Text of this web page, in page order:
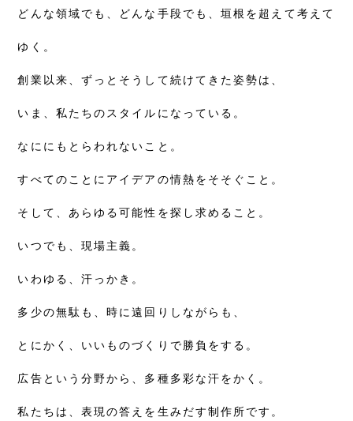
どんな領域でも、どんな手段でも、垣根を超えて考えて
ゆく。
創業以来、ずっとそうして続けてきた姿勢は、
いま、私たちのスタイルになっている。
なににもとらわれないこと。
すべてのことにアイデアの情熱をそそぐこと。
そして、あらゆる可能性を探し求めること。
いつでも、現場主義。
いわゆる、汗っかき。
多少の無駄も、時に遠回りしながらも、
とにかく、いいものづくりで勝負をする。
広告という分野から、多種多彩な汗をかく。
私たちは、表現の答えを生みだす制作所です。